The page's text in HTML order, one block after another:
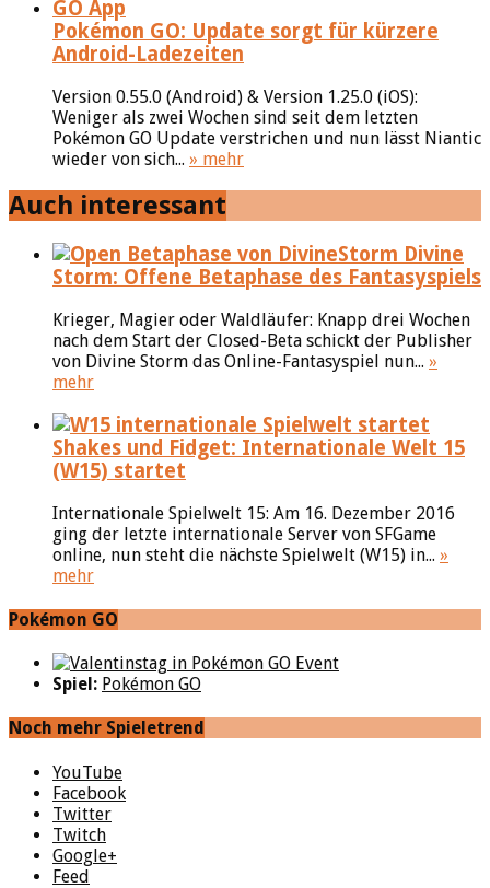
Pokémon GO: Update sorgt für kürzere
Android-Ladezeiten
Version 0.55.0 (Android) & Version 1.25.0 (iOS):
Weniger als zwei Wochen sind seit dem letzten
Pokémon GO Update verstrichen und nun lässt Niantic
wieder von sich... » mehr
Auch interessant
Divine
Storm: Offene Betaphase des Fantasyspiels
Krieger, Magier oder Waldläufer: Knapp drei Wochen
nach dem Start der Closed-Beta schickt der Publisher
von Divine Storm das Online-Fantasyspiel nun... »
mehr
Shakes und Fidget: Internationale Welt 15
(W15) startet
Internationale Spielwelt 15: Am 16. Dezember 2016
ging der letzte internationale Server von SFGame
online, nun steht die nächste Spielwelt (W15) in... »
mehr
Pokémon GO
Spiel: Pokémon GO
Noch mehr Spieletrend
YouTube
Facebook
Twitter
Twitch
Google+
Feed